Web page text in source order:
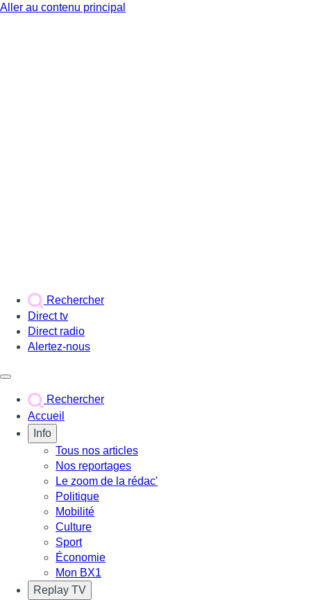
Aller au contenu principal
Rechercher
Direct tv
Direct radio
Alertez-nous
Rechercher
Accueil
Info
Tous nos articles
Nos reportages
Le zoom de la rédac'
Politique
Mobilité
Culture
Sport
Économie
Mon BX1
Replay TV